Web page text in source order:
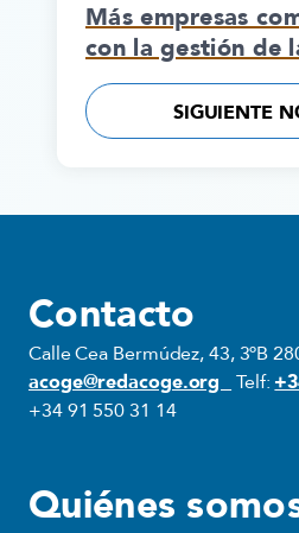
Más empresas
con la gestión de
SIGUIENTE
Contacto
Calle Cea Bermúdez, 43, 3ºB
acoge@redacoge.org
Telf:
+34 91 550 31 14
Quiénes